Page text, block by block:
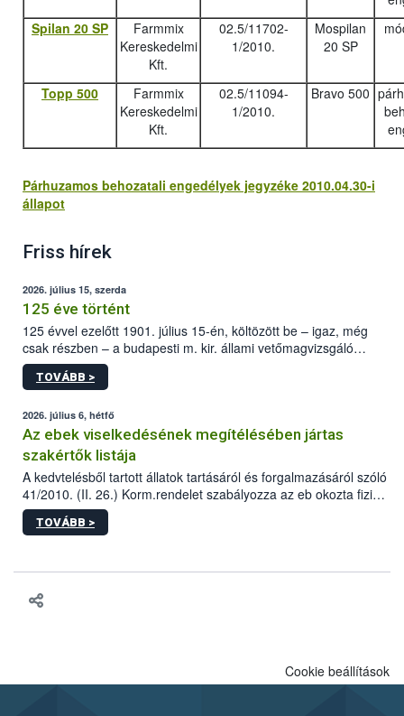
Spilan 20 SP
Farmmix
Kereskedelmi
Kft.
02.5/11702-
1/2010.
Mospilan
20 SP
Topp 500
Farmmix
Kereskedelmi
Kft.
02.5/11094-
1/2010.
Bravo 500
Párhuzamos behozatali engedélyek jegyzéke 2010.04.30-i
állapot
Friss hírek
2026. július 15, szerda
125 éve történt
125 évvel ezelőtt 1901. július 15-én, költözött be – igaz, még
csak részben – a budapesti m. kir. állami vetőmagvizsgáló
állomás a Kis Rókus utca 15. szám alatti, Czigler Győző által
tervezett új épületébe.
TOVÁBB >
2026. július 6, hétfő
Az ebek viselkedésének megítélésében jártas
szakértők listája
A kedvtelésből tartott állatok tartásáról és forgalmazásáról szóló
41/2010. (II. 26.) Korm.rendelet szabályozza az eb okozta fizikai
sérülés, illetve ennek veszélye keletkezésekor felmerülő
hatósági feladatokat, valamint a veszélyes eb tartását és annak
TOVÁBB >
Cookie beállítások